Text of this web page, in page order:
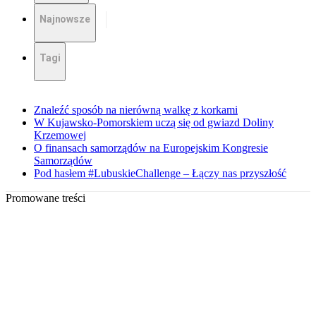
Najnowsze
Tagi
Znaleźć sposób na nierówną walkę z korkami
W Kujawsko-Pomorskiem uczą się od gwiazd Doliny
Krzemowej
O finansach samorządów na Europejskim Kongresie
Samorządów
Pod hasłem #LubuskieChallenge – Łączy nas przyszłość
Promowane treści